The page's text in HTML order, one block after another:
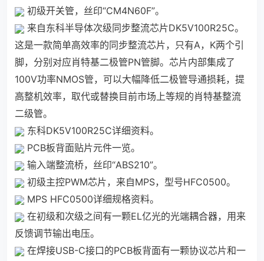
初级开关管，丝印“CM4N60F”。
来自东科半导体次级同步整流芯片DK5V100R25C。
这是一款简单高效率的同步整流芯片，只有A，K两个引
脚，分别对应肖特基二极管PN管脚。芯片内部集成了
100V功率NMOS管，可以大幅降低二极管导通损耗，提
高整机效率，取代或替换目前市场上等规的肖特基整流
二级管。
东科DK5V100R25C详细资料。
PCB板背面贴片元件一览。
输入端整流桥，丝印“ABS210”。
初级主控PWM芯片，来自MPS，型号HFC0500。
MPS HFC0500详细规格资料。
在初级和次级之间有一颗EL亿光的光端耦合器，用来
反馈调节输出电压。
在焊接USB-C接口的PCB板背面有一颗协议芯片和一